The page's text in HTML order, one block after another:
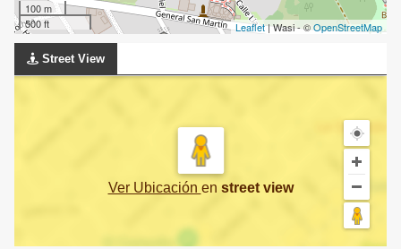
100 m
500 ft
Leaflet| Wasi - ©OpenStreetMap
Street View
Ver Ubicación en street view